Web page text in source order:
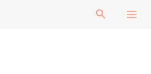
Suchen